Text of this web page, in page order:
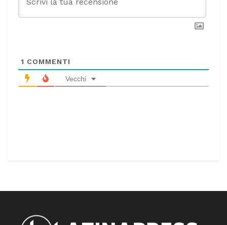
1 COMMENTI
Vecchi